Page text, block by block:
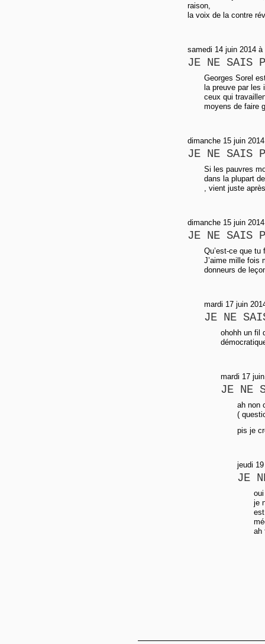
raison,
la voix de la contre
samedi 14 juin 2014 à
JE NE SAIS
Georges Sorel
la preuve par les
ceux qui
moyens de faire
dimanche 15 juin
JE NE SAIS
Si les pauvres
dans la plupart
, vient juste
dimanche 15 juin
JE NE SAIS
Qu’est-ce que
J’aime mille fois
donneurs de
mardi 17 juin
JE NE
ohohh un fil
mardi 17
JE NE
ah non
(
pis je
jeudi
JE
je
ah